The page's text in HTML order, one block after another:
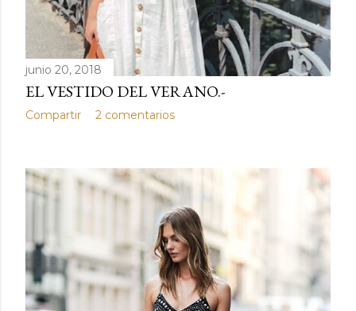
junio 20, 2018
EL VESTIDO DEL VERANO.-
Compartir 2 comentarios